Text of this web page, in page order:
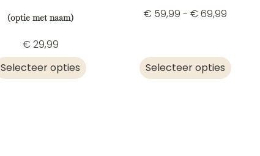
(optie met naam)
€29,99
Selecteer opties
€ 59,99 - €69,99
Selecteer opties